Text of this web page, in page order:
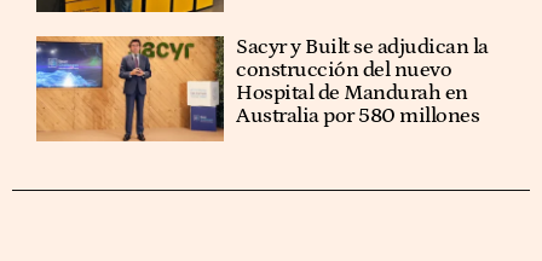
Sacyr y Built se adjudican la
construcción del nuevo
Hospital de Mandurah en
Australia por 580 millones